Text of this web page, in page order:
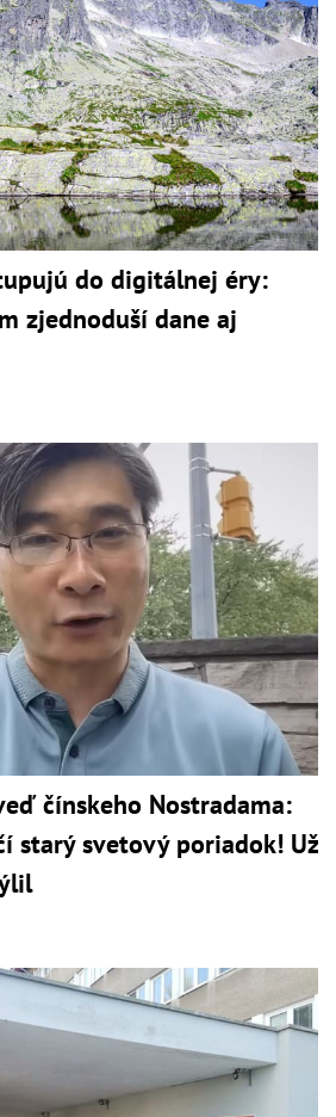
do digitálnej éry:
zjednoduší dane aj
čínskeho Nostradama:
starý svetový poriadok! Už